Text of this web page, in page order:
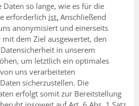
so lange, wie es für die
erforderlich ist. Anschließend
anonymisiert und einerseits
dem Ziel ausgewertet, den
in unserem
um letztlich ein optimales
uns verarbeiteten
sicherzustellen. Die
erfolgt somit zur Bereitstellung